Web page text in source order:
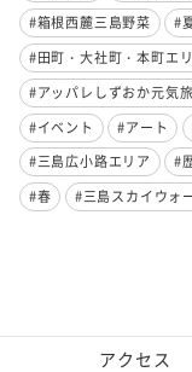
#箱根西麓三島野菜
#
#田町・大社町・本町エ
#アッパレしずおか元気
#イベント
#アート
#三島広小路エリア
#
#春
#三島スカイウォ
アクセス